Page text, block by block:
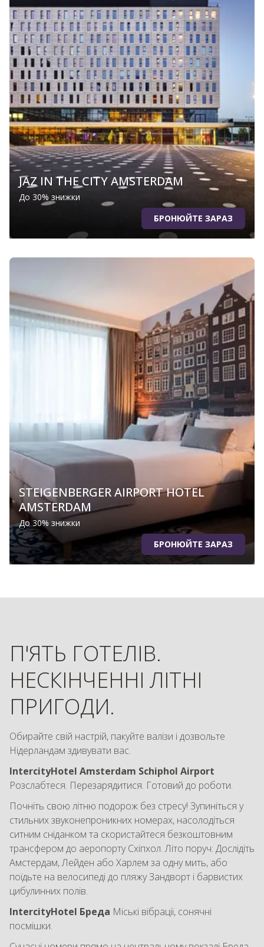
JAZ IN THE CITY AMSTERDAM
До 30% знижки
БРОНЮЙТЕ ЗАРАЗ
STEIGENBERGER AIRPORT HOTEL
AMSTERDAM
До 30% знижки
БРОНЮЙТЕ ЗАРАЗ
П'ЯТЬ ГОТЕЛІВ.
НЕСКІНЧЕННІ ЛІТНІ
ПРИГОДИ.
Обирайте свій настрій, пакуйте валізи і дозвольте
Нідерландам здивувати вас.
IntercityHotel Amsterdam Schiphol Airport
Розслабтеся. Перезарядитися. Готовий до роботи.
Почніть свою літню подорож без стресу! Зупиніться у
стильних звуконепроникних номерах, насолодіться
ситним сніданком та скористайтеся безкоштовним
трансфером до аеропорту Схіпхол. Літо поруч: Дослідіть
Амстердам, Лейден або Харлем за одну мить, або
поїдьте на велосипеді до пляжу Зандворт і барвистих
цибулинних полів.
IntercityHotel Бреда Міські вібрації, сонячні
посмішки.